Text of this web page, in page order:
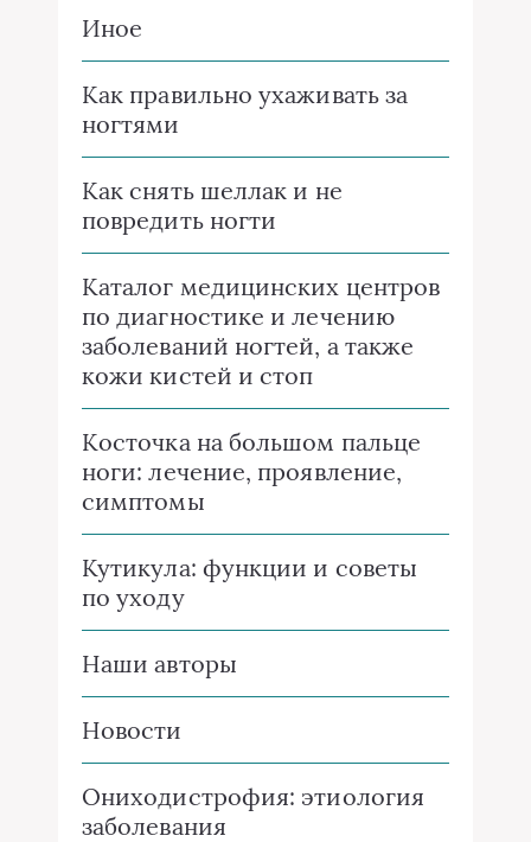
Иное
Как правильно ухаживать за
ногтями
Как снять шеллак и не
повредить ногти
Каталог медицинских центров
по диагностике и лечению
заболеваний ногтей, а также
кожи кистей и стоп
Косточка на большом пальце
ноги: лечение, проявление,
симптомы
Кутикула: функции и советы
по уходу
Наши авторы
Новости
Ониходистрофия: этиология
заболевания